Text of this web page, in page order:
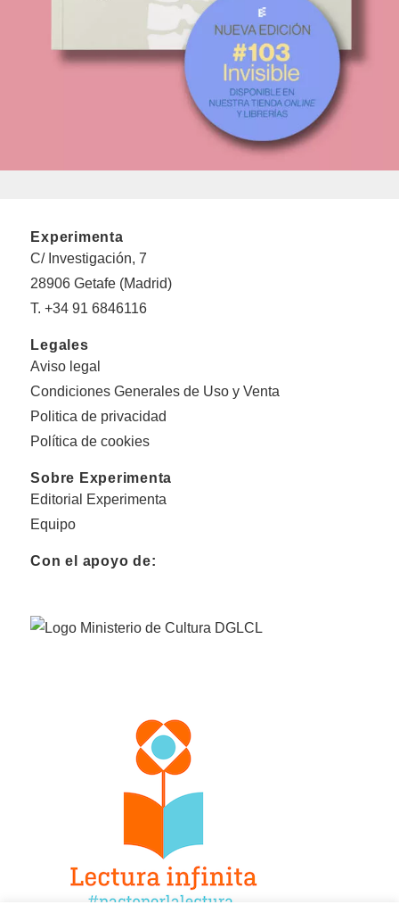
Experimenta
C/ Investigación, 7
28906 Getafe (Madrid)
T. +34 91 6846116
Legales
Aviso legal
Condiciones Generales de Uso y Venta
Politica de privacidad
Política de cookies
Sobre Experimenta
Editorial Experimenta
Equipo
Con el apoyo de: